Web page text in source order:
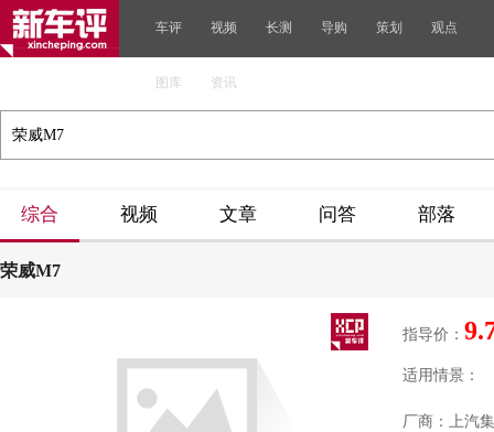
车评 视频 长测 导购 策划 观点
图库 资讯
综合 视频 文章 问答 部落
荣威M7
指导价：
适用情景：
厂商：上汽